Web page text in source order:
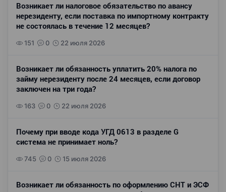
Возникает ли налоговое обязательство по авансу
нерезиденту, если поставка по импортному контракту
не состоялась в течение 12 месяцев?
151 0 22 июля 2026
Возникает ли обязанность уплатить 20% налога по
займу нерезиденту после 24 месяцев, если договор
заключен на три года?
163 0 22 июля 2026
Почему при вводе кода УГД 0613 в разделе G
система не принимает ноль?
745 0 15 июля 2026
Возникает ли обязанность по оформлению СНТ и ЭСФ